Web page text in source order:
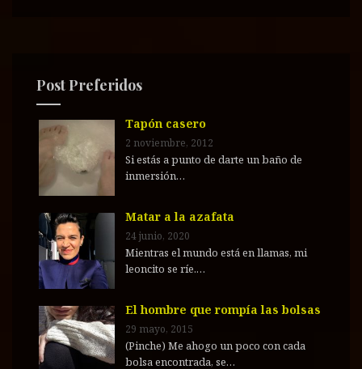
Post Preferidos
Tapón casero
2 noviembre, 2012
Si estás a punto de darte un baño de
inmersión…
Matar a la azafata
24 junio, 2020
Mientras el mundo está en llamas, mi
leoncito se ríe.…
El hombre que rompía las bolsas
29 mayo, 2015
(Pinche) Me ahogo un poco con cada
bolsa encontrada, se…